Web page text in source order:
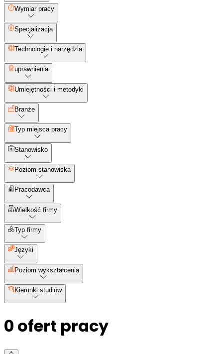
Wymiar pracy
Specjalizacja
Technologie i narzędzia
uprawnienia
Umiejętności i metodyki
Branże
Typ miejsca pracy
Stanowisko
Poziom stanowiska
Pracodawca
Wielkość firmy
Typ firmy
Języki
Poziom wykształcenia
Kierunki studiów
0 ofert pracy